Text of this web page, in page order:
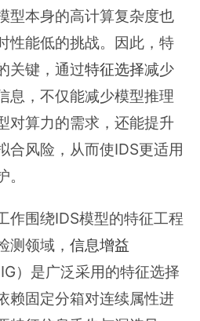
型本身的高计算复杂度也
性能低的挑战。因此，特
关键，通过特征选择减少
息，不仅能减少模型推理
对算力的需求，还能提升
合风险，从而使IDS更适用
作围绕IDS模型的特征工程
测领域， 信息增益
）是广泛采用的特征选择
赖固定分箱对连续属性进